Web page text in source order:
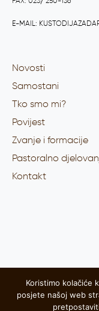
E-MAIL:
© 2025. Franjevačka
Novosti
Samostani
Tko smo mi?
Povijest
Zvanje i formacije
Pastoralno
Kontakt
Koristimo kolačiće
posjete našoj web